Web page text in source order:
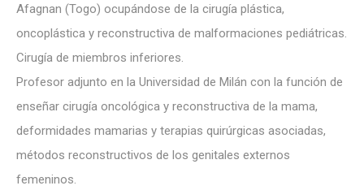
Afagnan (Togo) ocupándose de la cirugía plástica,
oncoplástica y reconstructiva de malformaciones pediátricas.
Cirugía de miembros inferiores.
Profesor adjunto en la Universidad de Milán con la función de
enseñar cirugía oncológica y reconstructiva de la mama,
deformidades mamarias y terapias quirúrgicas asociadas,
métodos reconstructivos de los genitales externos
femeninos.